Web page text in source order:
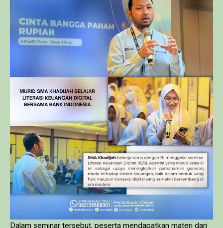
Dalam seminar tersebut, peserta mendapatkan materi dari